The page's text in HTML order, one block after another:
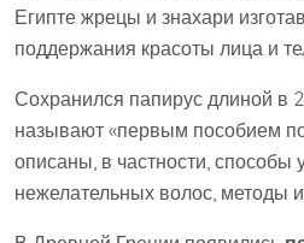
Египте жрецы и знахари
поддержания красоты лица и
Сохранился папирус длиной в
называют «первым пособием
описаны, в частности, способы
нежелательных волос, методы